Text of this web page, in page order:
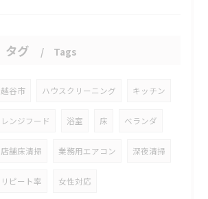
タグ Tags
越谷市 ハウスクリーニング キッチン
レンジフード 浴室 床 ベランダ
店舗床清掃 業務用エアコン 深夜清掃
リピート率 女性対応